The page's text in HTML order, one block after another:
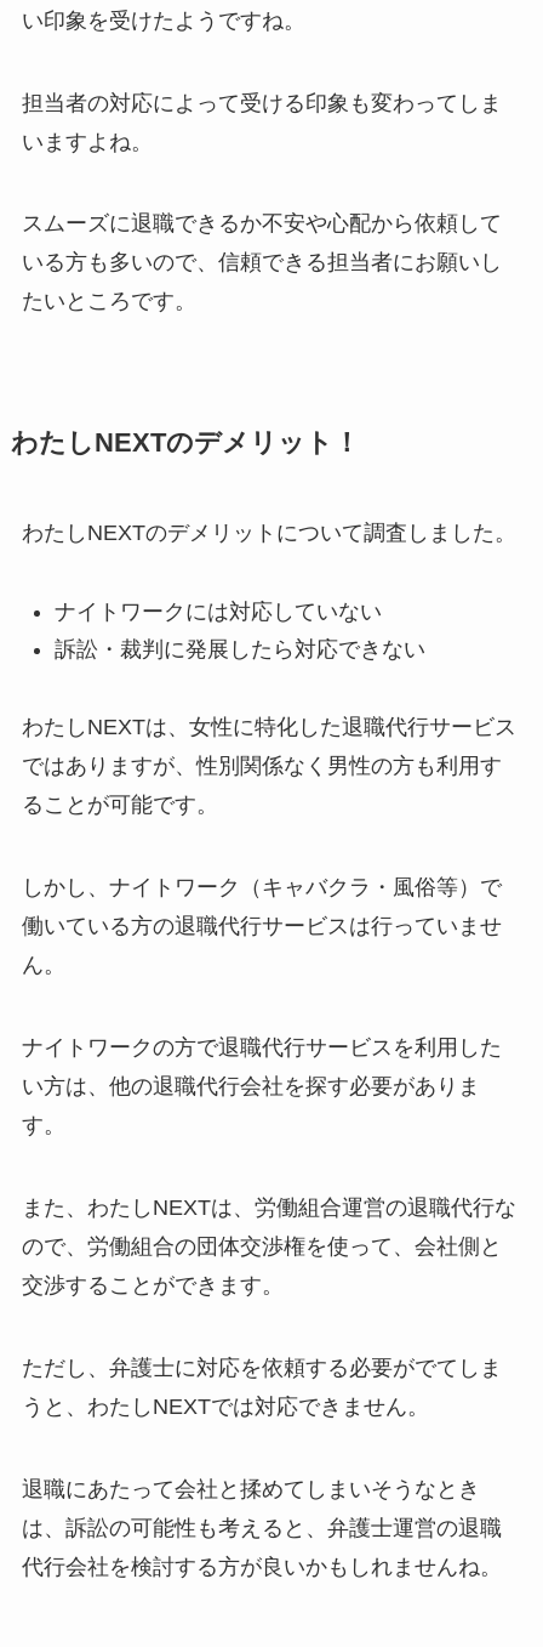
い印象を受けたようですね。
担当者の対応によって受ける印象も変わってしま
いますよね。
スムーズに退職できるか不安や心配から依頼して
いる方も多いので、信頼できる担当者にお願いし
たいところです。
わたしNEXTのデメリット！
わたしNEXTのデメリットについて調査しました。
ナイトワークには対応していない
訴訟・裁判に発展したら対応できない
わたしNEXTは、女性に特化した退職代行サービス
ではありますが、性別関係なく男性の方も利用す
ることが可能です。
しかし、ナイトワーク（キャバクラ・風俗等）で
働いている方の退職代行サービスは行っていませ
ん。
ナイトワークの方で退職代行サービスを利用した
い方は、他の退職代行会社を探す必要がありま
す。
また、わたしNEXTは、労働組合運営の退職代行な
ので、労働組合の団体交渉権を使って、会社側と
交渉することができます。
ただし、弁護士に対応を依頼する必要がでてしま
うと、わたしNEXTでは対応できません。
退職にあたって会社と揉めてしまいそうなとき
は、訴訟の可能性も考えると、弁護士運営の退職
代行会社を検討する方が良いかもしれませんね。